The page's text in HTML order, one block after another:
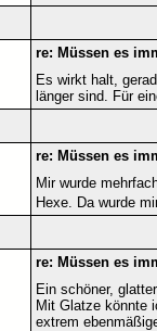
re: Müssen es
Es wirkt halt,
länger sind. Für
re: Müssen es
Mir wurde
Hexe. Da wurde
re: Müssen es
Ein schöner,
Mit Glatze könnte
extrem